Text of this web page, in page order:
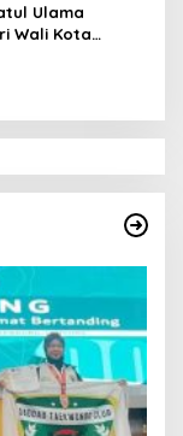
Ulama
Wali Kota